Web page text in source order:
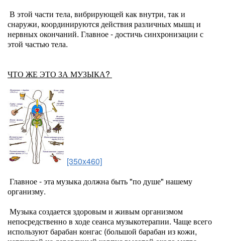
В этой части тела, вибрирующей как внутри, так и
снаружи, координируются действия различных мышц и
нервных окончаний. Главное - достичь синхронизации с
этой частью тела.
ЧТО ЖЕ ЭТО ЗА МУЗЫКА?
[350x460]
Главное - эта музыка должна быть "по душе" нашему
организму.
Музыка создается здоровым и живым организмом
непосредственно в ходе сеанса музыкотерапии. Чаще всего
используют барабан конгас (большой барабан из кожи,